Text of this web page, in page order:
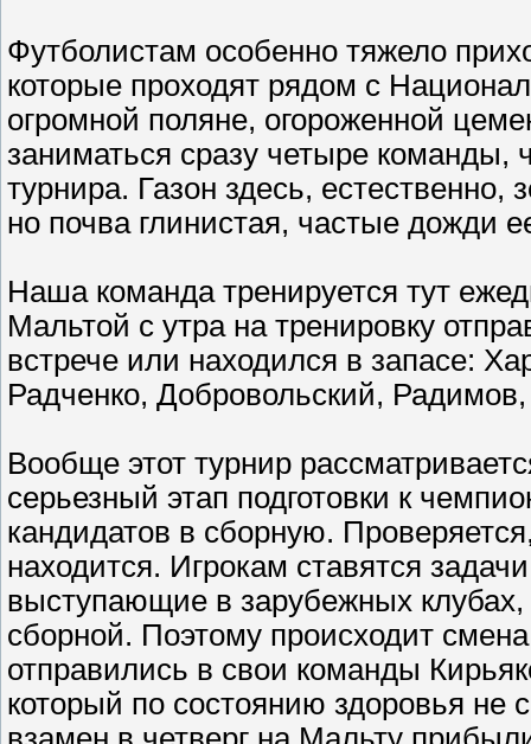
Футболистам особенно тяжело
которые проходят рядом с
огромной поляне, огороженной
заниматься сразу четыре
турнира. Газон здесь, естественно,
но почва глинистая, частые дожди
Наша команда тренируется тут
Мальтой с утра на тренировку
встрече или находился в запасе:
Радченко, Добровольский,
Вообще этот турнир
серьезный этап подготовки к
кандидатов в сборную.
находится. Игрокам ставятся
выступающие в зарубежных клубах,
сборной. Поэтому происходит
отправились в свои команды
который по состоянию здоровья не